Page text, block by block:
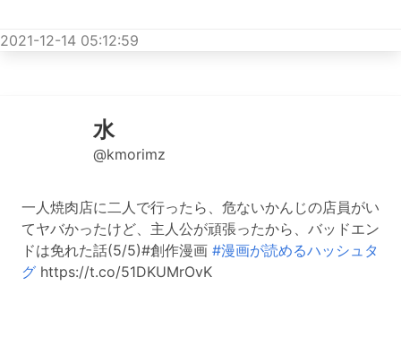
2021-12-14 05:12:59
水
@kmorimz
一人焼肉店に二人で行ったら、危ないかんじの店員がい
てヤバかったけど、主人公が頑張ったから、バッドエン
ドは免れた話(5/5)#創作漫画 #漫画が読めるハッシュタ
グ https://t.co/51DKUMrOvK